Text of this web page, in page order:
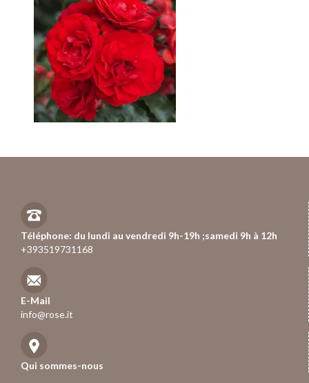
Téléphone: du lundi au vendredi 9h-19h ;samedi 9h à 12h
+393519731168
E-Mail
info@rose.it
Qui sommes-nous